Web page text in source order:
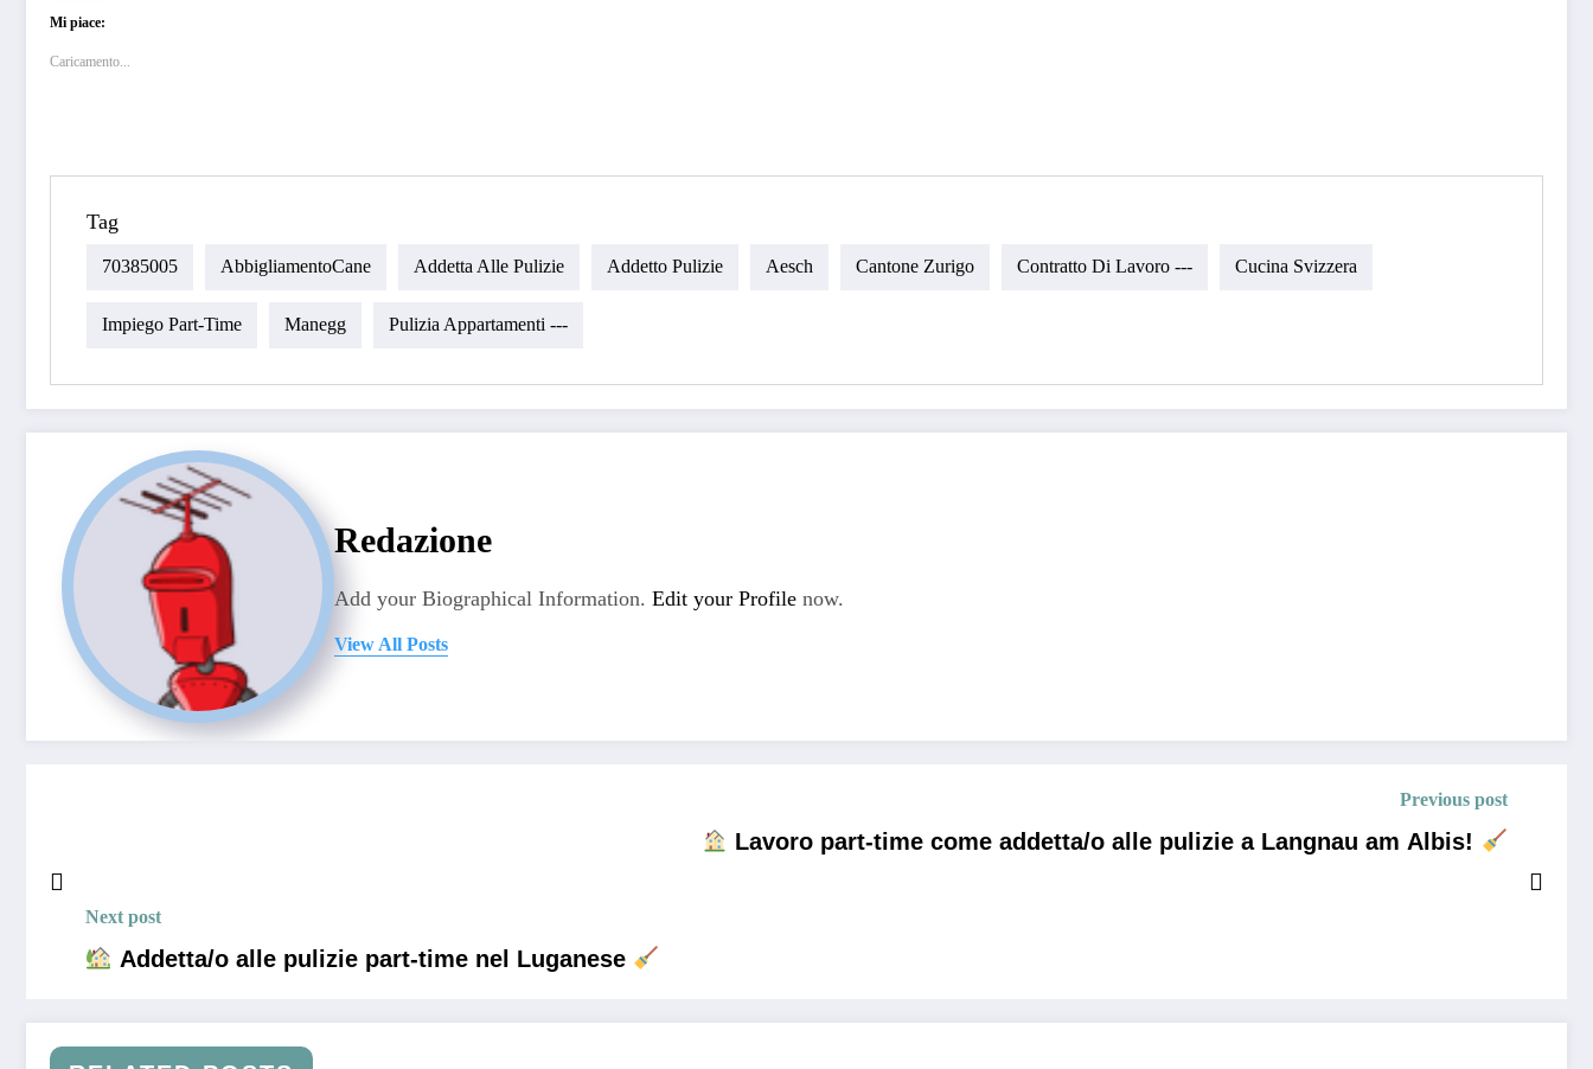
Mi piace:
Caricamento...
Tag
70385005 AbbigliamentoCane Addetta Alle Pulizie Addetto Pulizie Aesch Cantone Zurigo Contratto Di Lavoro --- Cucina Svizzera
Impiego Part-Time Manegg Pulizia Appartamenti ---
Redazione
Add your Biographical Information. Edit your Profile now.
View All Posts
Previous post
Lavoro part-time come addetta/o alle pulizie a Langnau am Albis!
Next post
Addetta/o alle pulizie part-time nel Luganese